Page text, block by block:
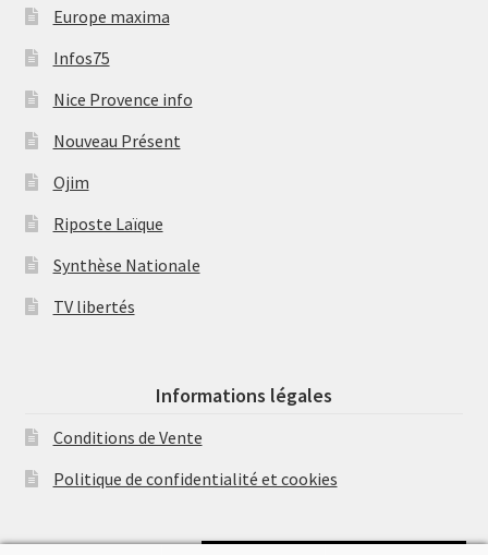
Europe maxima
Infos75
Nice Provence info
Nouveau Présent
Ojim
Riposte Laïque
Synthèse Nationale
TV libertés
Informations légales
Conditions de Vente
Politique de confidentialité et cookies